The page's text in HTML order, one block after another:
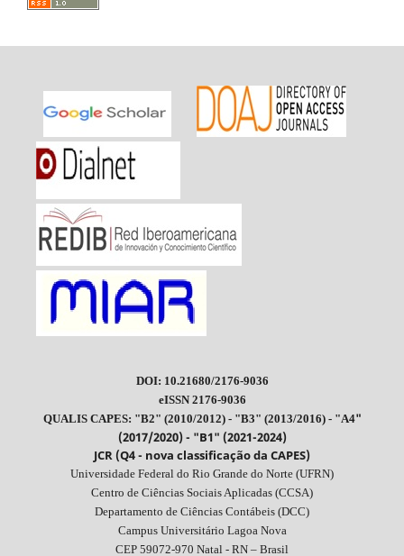
DOI: 10.21680/2176-9036
eISSN 2176-9036
QUALIS CAPES: "B2" (2010/2012) - "B3" (2013/2016) - "A4"
(2017/2020) - "B1" (2021-2024)
JCR (Q4 - nova classificação da CAPES)
Universidade Federal do Rio Grande do Norte (UFRN)
Centro de Ciências Sociais Aplicadas (CCSA)
Departamento de Ciências Contábeis (DCC)
Campus Universitário Lagoa Nova
CEP 59072-970 Natal - RN – Brasil